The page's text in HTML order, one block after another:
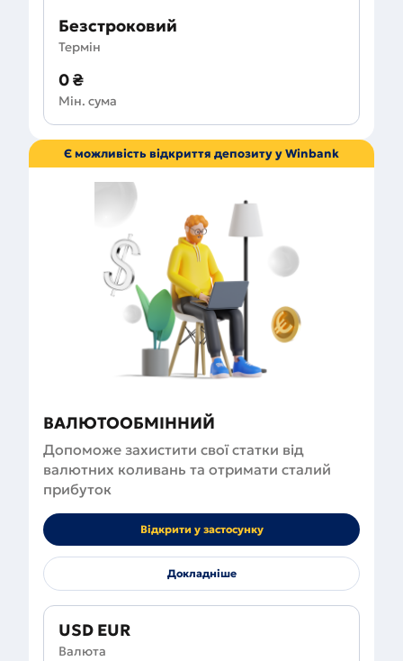
Безстроковий
Термін
0 ₴
Мін. сума
Є можливість відкриття депозиту у Winbank
ВАЛЮТООБМІННИЙ
Допоможе захистити свої статки від
валютних коливань та отримати сталий
прибуток
USD EUR
Валюта
Відкрити у застосунку
Докладніше